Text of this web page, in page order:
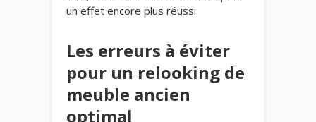
un effet encore plus réussi.
Les erreurs à éviter
pour un relooking de
meuble ancien
optimal